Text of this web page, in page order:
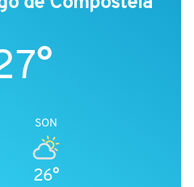
SON
26°